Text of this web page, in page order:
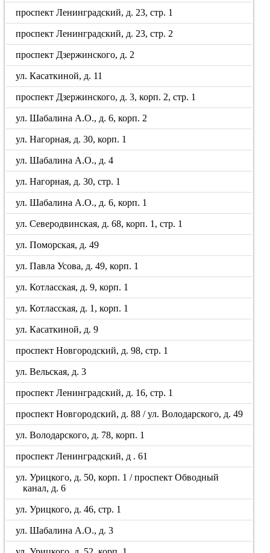
проспект Ленинградский, д. 23, стр. 1
проспект Ленинградский, д. 23, стр. 2
проспект Дзержинского, д. 2
ул. Касаткиной, д. 11
проспект Дзержинского, д. 3, корп. 2, стр. 1
ул. Шабалина А.О., д. 6, корп. 2
ул. Нагорная, д. 30, корп. 1
ул. Шабалина А.О., д. 4
ул. Нагорная, д. 30, стр. 1
ул. Шабалина А.О., д. 6, корп. 1
ул. Северодвинская, д. 68, корп. 1, стр. 1
ул. Поморская, д. 49
ул. Павла Усова, д. 49, корп. 1
ул. Котласская, д. 9, корп. 1
ул. Котласская, д. 1, корп. 1
ул. Касаткиной, д. 9
проспект Новгородский, д. 98, стр. 1
ул. Вельская, д. 3
проспект Ленинградский, д. 16, стр. 1
проспект Новгородский, д. 88 / ул. Володарского, д. 49
ул. Володарского, д. 78, корп. 1
проспект Ленинградский, д . 61
ул. Урицкого, д. 50, корп. 1 / проспект Обводный
канал, д. 6
ул. Урицкого, д. 46, стр. 1
ул. Шабалина А.О., д. 3